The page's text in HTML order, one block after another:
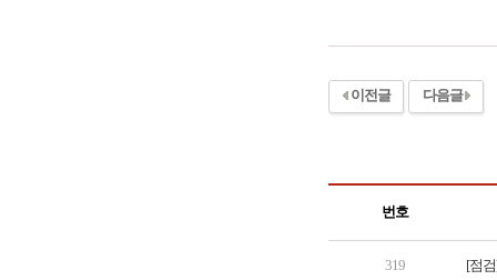
이전글 다음글
번호
319 [점